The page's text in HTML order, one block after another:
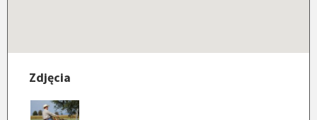
Zdjęcia